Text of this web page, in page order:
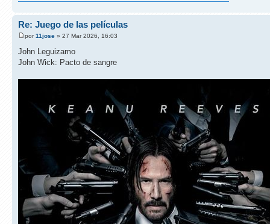
Re: Juego de las películas
por11jose » 27 Mar 2026, 16:03
John Leguizamo
John Wick: Pacto de sangre